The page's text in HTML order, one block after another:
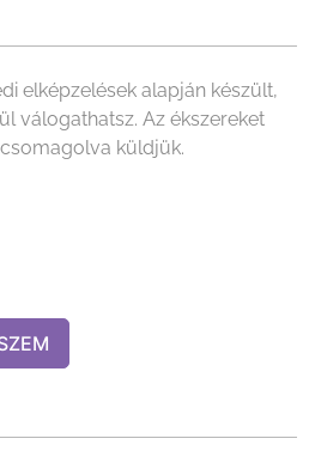
elképzelések alapján készült,
válogathatsz. Az ékszereket
küldjük.